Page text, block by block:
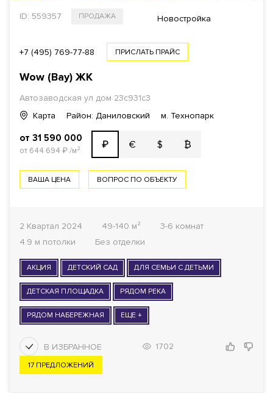
ID: 559357 ПРОДАЖА Новостройка
+7 (495) 769-77-88 ПРИСЛАТЬ ПРАЙС
Wow (Bау) ЖК
Автозаводская ул дом 23с931с3
Карта
Район: Даниловский м. Технопарк
от 31 590 000
от 644 694 ₽/м² ₽ € $ ₿
ВАША ЦЕНА ВОПРОС ПО ОБЪЕКТУ
2 Квартал 2024 49-140 м²
3-6 комнат
4.9 м потолки
Без отделки
АКЦИЯ ДЕТСКИЙ САД ДЛЯ СЕМЬИ С ДЕТЬМИ
ДЕТСКАЯ ПЛОЩАДКА РЯДОМ РЕКА
РЯДОМ НАБЕРЕЖНАЯ ЕЩЕ +
1702
17 ПРЕДЛОЖЕНИЙ